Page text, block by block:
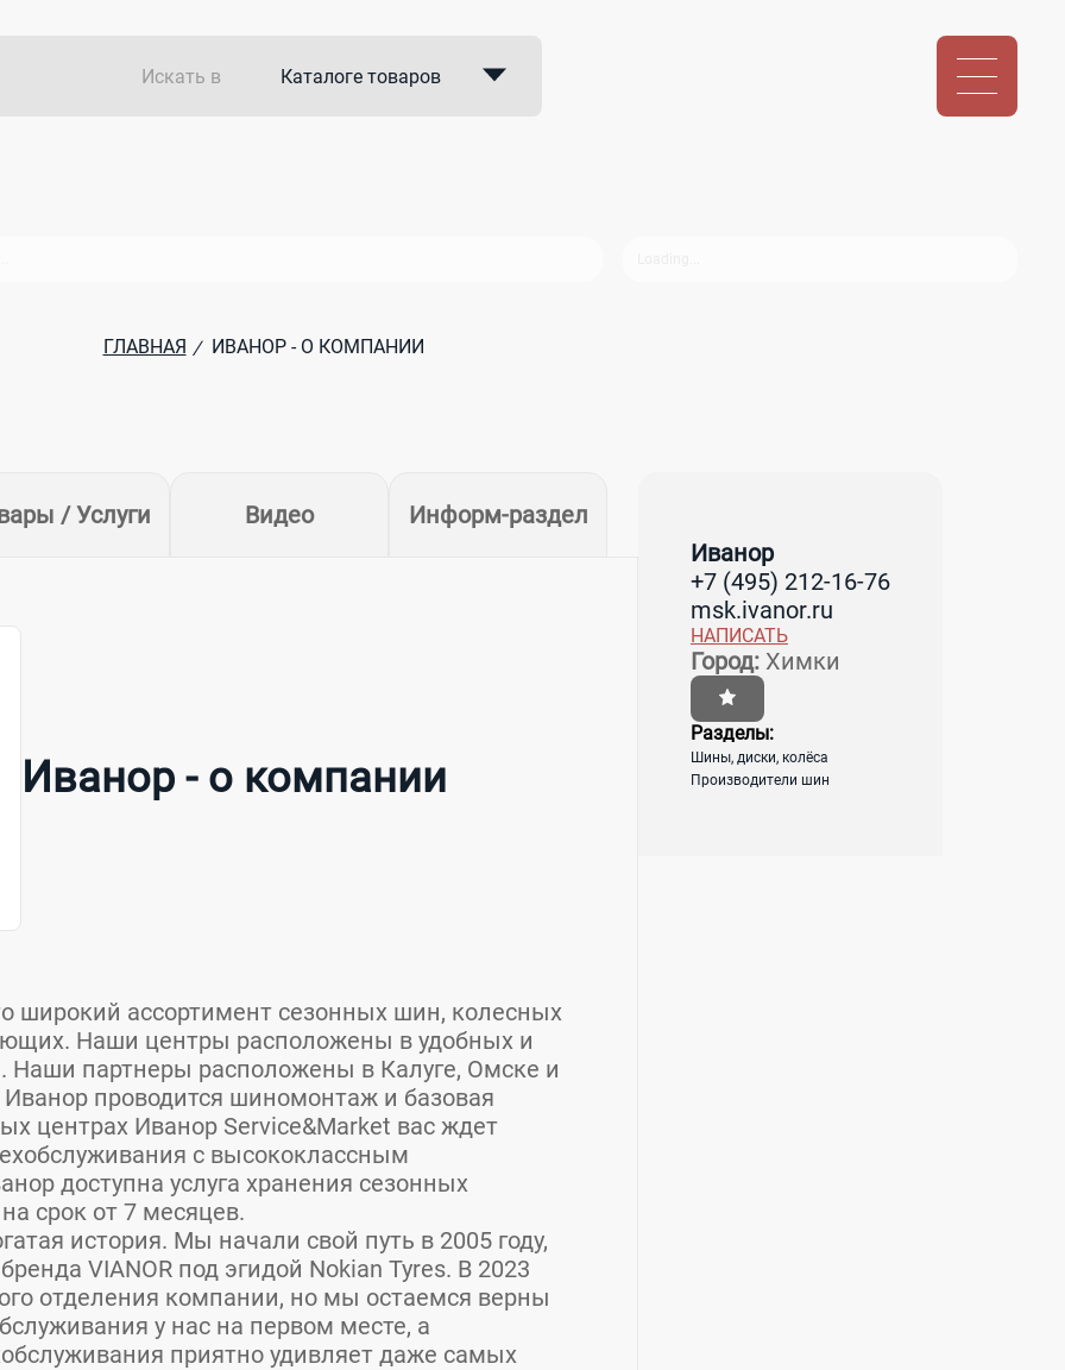
Искать в Каталоге товаров
ГЛАВНАЯ / ИВАНОР - О КОМПАНИИ
/ Услуги Видео Информ-раздел
Иванор - о компании
широкий ассортимент сезонных шин, колесных
Наши центры расположены в удобных и
Наши партнеры расположены в Калуге, Омске и
проводится шиномонтаж и базовая
центрах Иванор Service&Market вас ждет
с высококлассным
доступна услуга хранения сезонных
срок от 7 месяцев.
история. Мы начали свой путь в 2005 году,
VIANOR под эгидой Nokian Tyres. В 2023
отделения компании, но мы остаемся верны
у нас на первом месте, а
приятно удивляет даже самых
Иванор
+7 (495) 212-16-76
msk.ivanor.ru
НАПИСАТЬ
Город: Химки
Разделы:
Шины, диски, колёса
Производители шин